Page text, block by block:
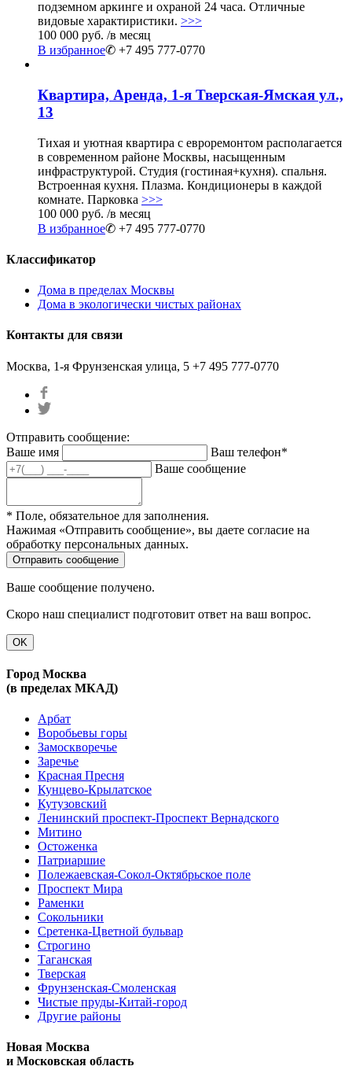
подземном аркинге и охраной 24 часа. Отличные
видовые характиристики. >>>
100 000 руб. /в месяц
В избранное✆ +7 495 777-0770
Квартира, Аренда, 1-я Тверская-Ямская ул.,
13
Тихая и уютная квартира с евроремонтом располагается
в современном районе Москвы, насыщенным
инфраструктурой. Студия (гостиная+кухня). спальня.
Встроенная кухня. Плазма. Кондиционеры в каждой
комнате. Парковка >>>
100 000 руб. /в месяц
В избранное✆ +7 495 777-0770
Классификатор
Дома в пределах Москвы
Дома в экологически чистых районах
Контакты для связи
Москва, 1-я Фрунзенская улица, 5 +7 495 777-0770
Отправить сообщение:
Ваше имя
Ваш телефон*
Ваше сообщение
* Поле, обязательное для заполнения.
Нажимая «Отправить сообщение», вы даете согласие на
обработку персональных данных.
Ваше сообщение получено.
Скоро наш специалист подготовит ответ на ваш вопрос.
OK
Город Москва
(в пределах МКАД)
Арбат
Воробьевы горы
Замоскворечье
Заречье
Красная Пресня
Кунцево-Крылатское
Кутузовский
Ленинский проспект-Проспект Вернадского
Митино
Остоженка
Патриаршие
Полежаевская-Сокол-Октябрьское поле
Проспект Мира
Раменки
Сокольники
Сретенка-Цветной бульвар
Строгино
Таганская
Тверская
Фрунзенская-Смоленская
Чистые пруды-Китай-город
Другие районы
Новая Москва
и Московская область